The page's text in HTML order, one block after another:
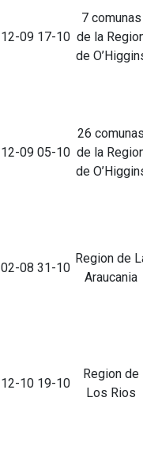
12-09 17-10
7 comunas
de la
de
12-09 05-10
26
de la
de
02-08 31-10
Region de
Araucania
12-10 19-10
Region de
Los Rios